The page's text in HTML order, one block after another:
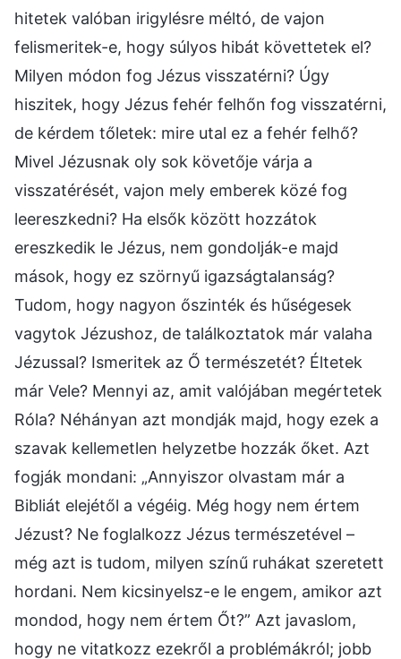
hitetek valóban irigylésre méltó, de vajon
felismeritek-e, hogy súlyos hibát követtetek el?
Milyen módon fog Jézus visszatérni? Úgy
hiszitek, hogy Jézus fehér felhőn fog visszatérni,
de kérdem tőletek: mire utal ez a fehér felhő?
Mivel Jézusnak oly sok követője várja a
visszatérését, vajon mely emberek közé fog
leereszkedni? Ha elsők között hozzátok
ereszkedik le Jézus, nem gondolják-e majd
mások, hogy ez szörnyű igazságtalanság?
Tudom, hogy nagyon őszinték és hűségesek
vagytok Jézushoz, de találkoztatok már valaha
Jézussal? Ismeritek az Ő természetét? Éltetek
már Vele? Mennyi az, amit valójában megértetek
Róla? Néhányan azt mondják majd, hogy ezek a
szavak kellemetlen helyzetbe hozzák őket. Azt
fogják mondani: „Annyiszor olvastam már a
Bibliát elejétől a végéig. Még hogy nem értem
Jézust? Ne foglalkozz Jézus természetével –
még azt is tudom, milyen színű ruhákat szeretett
hordani. Nem kicsinyelsz-e le engem, amikor azt
mondod, hogy nem értem Őt?” Azt javaslom,
hogy ne vitatkozz ezekről a problémákról; jobb